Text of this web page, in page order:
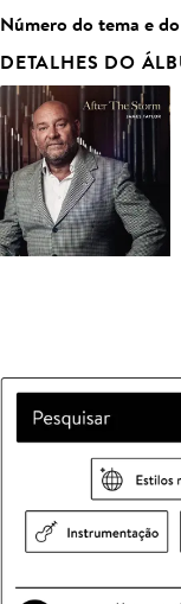
Número do tema e
DETALHES DO